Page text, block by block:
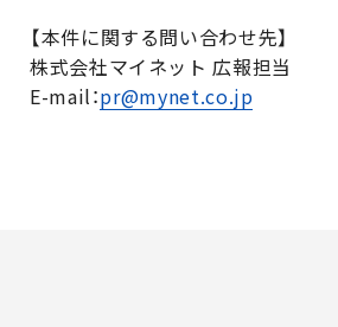
【本件に関する問い合わせ先】
株式会社マイネット 広報担当
E-mail：pr@mynet.co.jp